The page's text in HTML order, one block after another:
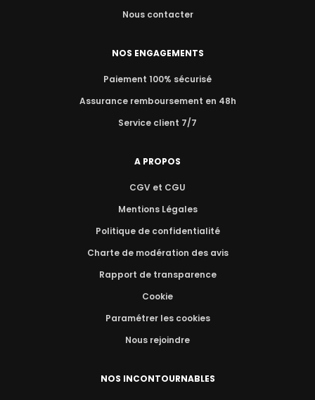
Nous contacter
NOS ENGAGEMENTS
Paiement 100% sécurisé
Assurance remboursement en 48h
Service client 7/7
A PROPOS
CGV et CGU
Mentions Légales
Politique de confidentialité
Charte de modération des avis
Rapport de transparence
Cookie
Paramétrer les cookies
Nous rejoindre
NOS INCONTOURNABLES